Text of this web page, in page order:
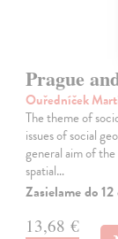
Prague
Ouředníček
The theme of
issues of social
general aim of
spatial…
Zasielame do
13,68 €